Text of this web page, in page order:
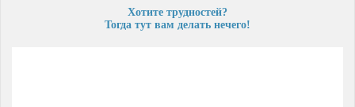
Хотите трудностей?
Тогда тут вам делать нечего!